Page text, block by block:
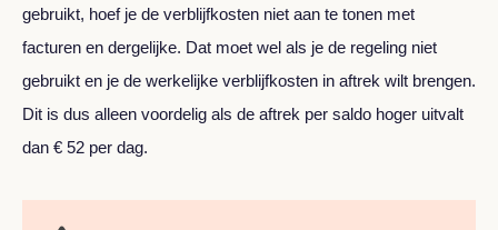
gebruikt, hoef je de verblijfkosten niet aan te tonen met
facturen en dergelijke. Dat moet wel als je de regeling niet
gebruikt en je de werkelijke verblijfkosten in aftrek wilt brengen.
Dit is dus alleen voordelig als de aftrek per saldo hoger uitvalt
dan € 52 per dag.